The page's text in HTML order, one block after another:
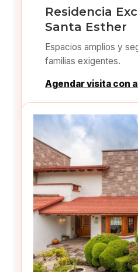
Residencia
Santa Esther
Espacios amplios y
familias exigentes.
Agendar visita con